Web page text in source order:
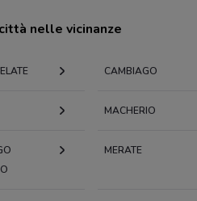
nelle vicinanze
CAMBIAGO
MACHERIO
MERATE